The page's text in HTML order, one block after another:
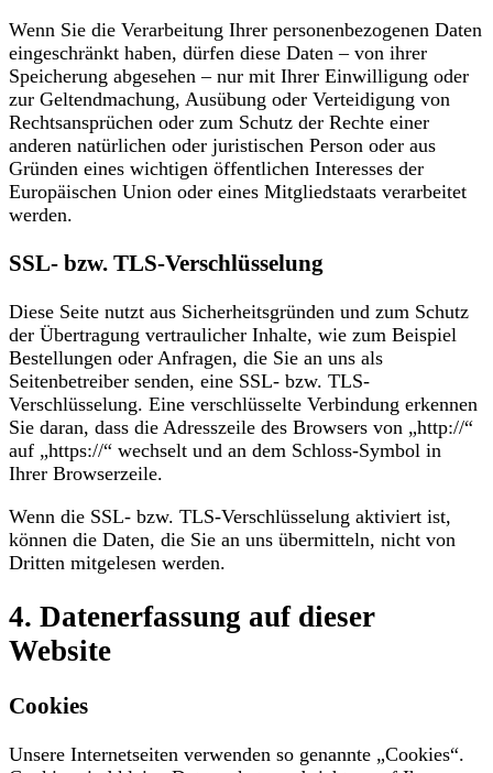
Wenn Sie die Verarbeitung Ihrer personenbezogenen Daten
eingeschränkt haben, dürfen diese Daten – von ihrer
Speicherung abgesehen – nur mit Ihrer Einwilligung oder
zur Geltendmachung, Ausübung oder Verteidigung von
Rechtsansprüchen oder zum Schutz der Rechte einer
anderen natürlichen oder juristischen Person oder aus
Gründen eines wichtigen öffentlichen Interesses der
Europäischen Union oder eines Mitgliedstaats verarbeitet
werden.
SSL- bzw. TLS-Verschlüsselung
Diese Seite nutzt aus Sicherheitsgründen und zum Schutz
der Übertragung vertraulicher Inhalte, wie zum Beispiel
Bestellungen oder Anfragen, die Sie an uns als
Seitenbetreiber senden, eine SSL- bzw. TLS-
Verschlüsselung. Eine verschlüsselte Verbindung erkennen
Sie daran, dass die Adresszeile des Browsers von „http://“
auf „https://“ wechselt und an dem Schloss-Symbol in
Ihrer Browserzeile.
Wenn die SSL- bzw. TLS-Verschlüsselung aktiviert ist,
können die Daten, die Sie an uns übermitteln, nicht von
Dritten mitgelesen werden.
4. Datenerfassung auf dieser
Website
Cookies
Unsere Internetseiten verwenden so genannte „Cookies“.